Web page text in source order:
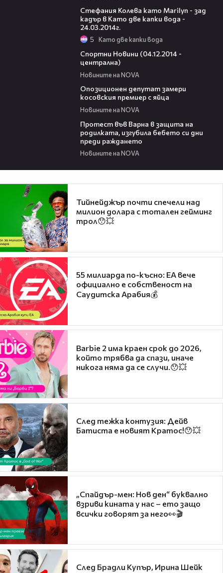
Стефания Колева като Marilyn - зад
кадър в Като две капки вода -
24.03.2014г.
5 Като две капки вода
Спортни Новини (04.12.2014 -
централна)
Новините на NOVA
Опозиционен депутат замери
косовския премиер с яйца
Новините на NOVA
Протест във Варна в защита на
родилката, изгубила бебето си дни
преди раждането
Новините на NOVA
Тийнейджър почти спечели над
милион долара с тотален гейминг
трол😯💥
55 милиарда по-късно: EA вече
официално е собственост на
Саудитска Арабия💰
Barbie 2 има краен срок до 2026,
който трябва да спази, иначе
никога няма да се случи.😯💥
След тежка контузия: Дейв
Батиста е новият Кратос!😯💥
„Спайдър-мен: Нов ден“ буквално
взриви кината у нас – ето защо
всички говорят за него👀🎬
След Брадли Купър, Ирина Шейк